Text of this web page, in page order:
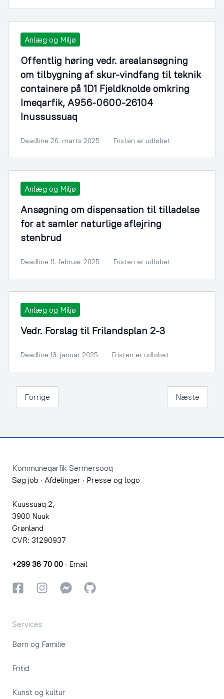
Anlæg og Miljø
Offentlig høring vedr. arealansøgning
om tilbygning af skur-vindfang til teknik
containere på 1D1 Fjeldknolde omkring
Imeqarfik, A956-0600-26104
Inussussuaq
Deadline 26. marts 2025 Fristen er udløbet
Anlæg og Miljø
Ansøgning om dispensation til tilladelse
for at samler naturlige aflejring
stenbrud
Deadline 11. februar 2025 Fristen er udløbet
Anlæg og Miljø
Vedr. Forslag til Frilandsplan 2-3
Deadline 13. januar 2025 Fristen er udløbet
Forrige Næste
Kommuneqarfik Sermersooq
Søg job · Afdelinger · Presse og logo
Kuussuaq 2,
3900 Nuuk
Grønland
CVR: 31290937
+299 36 70 00 · Email
FacebookInstagramInstagram
GitHub
Services
Børn og Familie
Fritid
Kunst og kultur